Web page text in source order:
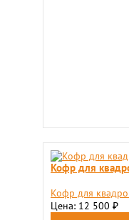
Кофр для
Кофр для
Цена: 12 500 ₽